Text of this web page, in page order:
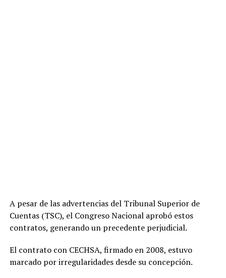
A pesar de las advertencias del Tribunal Superior de
Cuentas (TSC), el Congreso Nacional aprobó estos
contratos, generando un precedente perjudicial.
El contrato con CECHSA, firmado en 2008, estuvo
marcado por irregularidades desde su concepción.